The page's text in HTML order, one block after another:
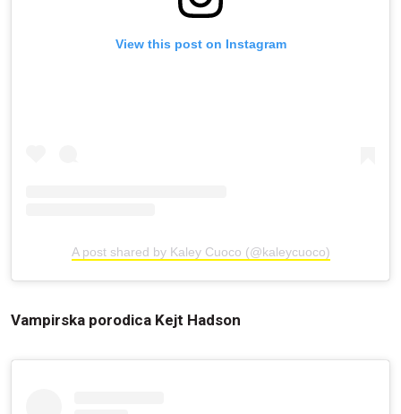
View this post on Instagram
A post shared by Kaley Cuoco (@kaleycuoco)
Vampirska porodica Kejt Hadson